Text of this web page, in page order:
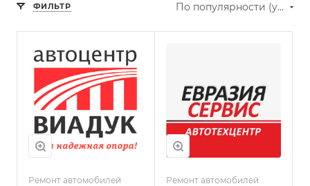
ФИЛЬТР По популярности (убывание)
Ремонт автомобилей Ремонт автомобилей